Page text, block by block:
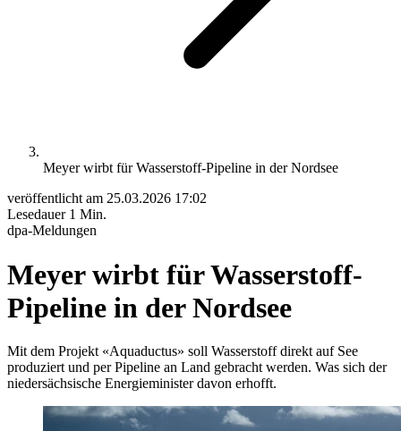
Meyer wirbt für Wasserstoff-Pipeline in der Nordsee
veröffentlicht am 25.03.2026 17:02
Lesedauer 1 Min.
dpa-Meldungen
Meyer wirbt für Wasserstoff-
Pipeline in der Nordsee
Mit dem Projekt «Aquaductus» soll Wasserstoff direkt auf See
produziert und per Pipeline an Land gebracht werden. Was sich der
niedersächsische Energieminister davon erhofft.